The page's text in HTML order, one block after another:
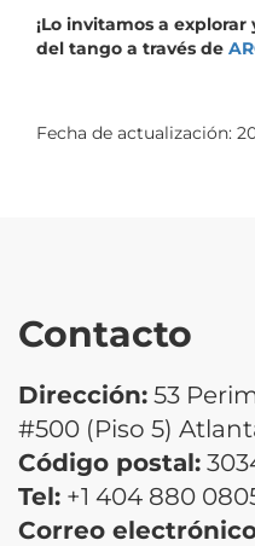
¡Lo invitamos a
del tango a través de
Fecha de actualización:
Contacto
Dirección: 53
#500 (Piso 5)
Código postal:
Tel: +1 404 880
Correo